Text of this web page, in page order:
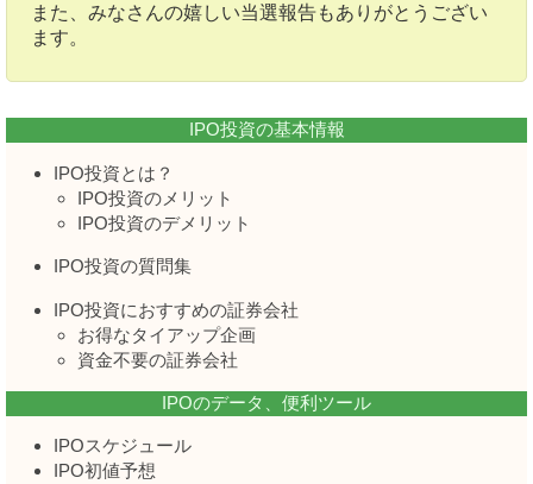
また、みなさんの嬉しい当選報告もありがとうござい
ます。
IPO投資の基本情報
IPO投資とは？
IPO投資のメリット
IPO投資のデメリット
IPO投資の質問集
IPO投資におすすめの証券会社
お得なタイアップ企画
資金不要の証券会社
IPOのデータ、便利ツール
IPOスケジュール
IPO初値予想